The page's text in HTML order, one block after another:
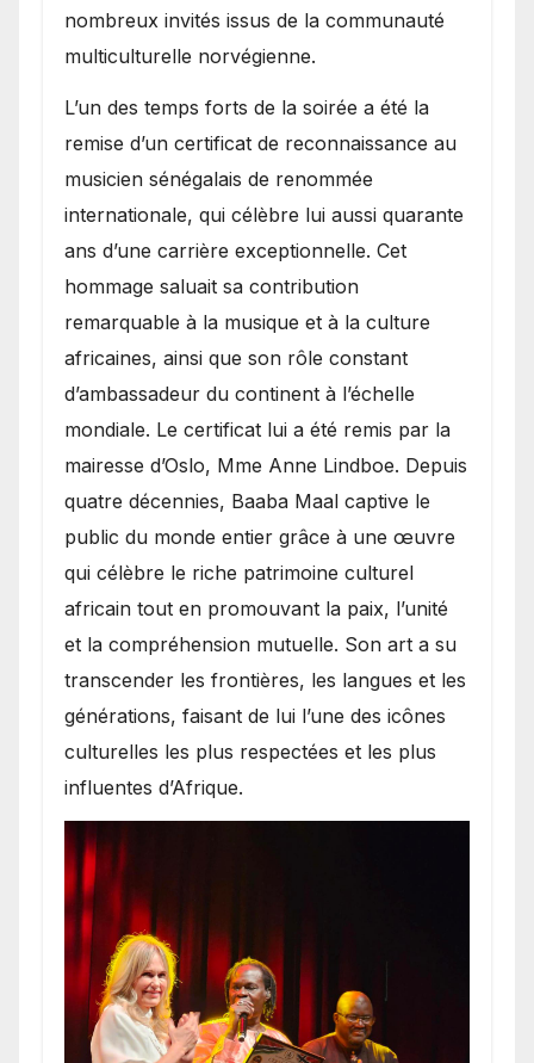
nombreux invités issus de la communauté
multiculturelle norvégienne.
​L’un des temps forts de la soirée a été la
remise d’un certificat de reconnaissance au
musicien sénégalais de renommée
internationale, qui célèbre lui aussi quarante
ans d’une carrière exceptionnelle. Cet
hommage saluait sa contribution
remarquable à la musique et à la culture
africaines, ainsi que son rôle constant
d’ambassadeur du continent à l’échelle
mondiale. Le certificat lui a été remis par la
mairesse d’Oslo, Mme Anne Lindboe. Depuis
quatre décennies, Baaba Maal captive le
public du monde entier grâce à une œuvre
qui célèbre le riche patrimoine culturel
africain tout en promouvant la paix, l’unité
et la compréhension mutuelle. Son art a su
transcender les frontières, les langues et les
générations, faisant de lui l’une des icônes
culturelles les plus respectées et les plus
influentes d’Afrique.